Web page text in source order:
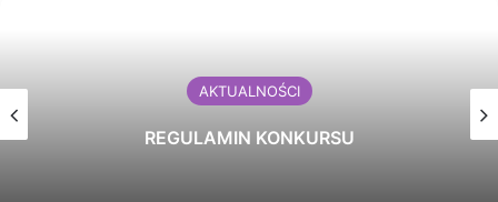
AKTUALNOŚCI
REGULAMIN KONKURSU